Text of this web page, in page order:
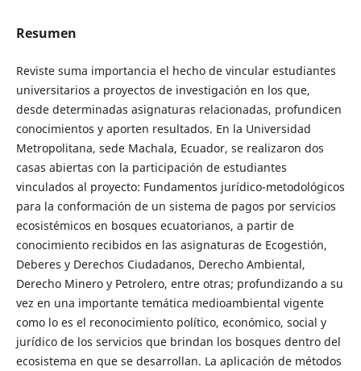
Resumen
Reviste suma importancia el hecho de vincular estudiantes
universitarios a proyectos de investigación en los que,
desde determinadas asignaturas relacionadas, profundicen
conocimientos y aporten resultados. En la Universidad
Metropolitana, sede Machala, Ecuador, se realizaron dos
casas abiertas con la participación de estudiantes
vinculados al proyecto: Fundamentos jurídico-metodológicos
para la conformación de un sistema de pagos por servicios
ecosistémicos en bosques ecuatorianos, a partir de
conocimiento recibidos en las asignaturas de Ecogestión,
Deberes y Derechos Ciudadanos, Derecho Ambiental,
Derecho Minero y Petrolero, entre otras; profundizando a su
vez en una importante temática medioambiental vigente
como lo es el reconocimiento político, económico, social y
jurídico de los servicios que brindan los bosques dentro del
ecosistema en que se desarrollan. La aplicación de métodos